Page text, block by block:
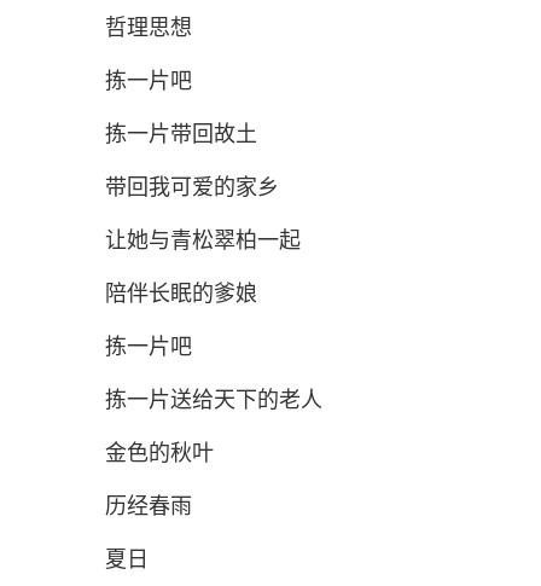
哲理思想
拣一片吧
拣一片带回故土
带回我可爱的家乡
让她与青松翠柏一起
陪伴长眠的爹娘
拣一片吧
拣一片送给天下的老人
金色的秋叶
历经春雨
夏日